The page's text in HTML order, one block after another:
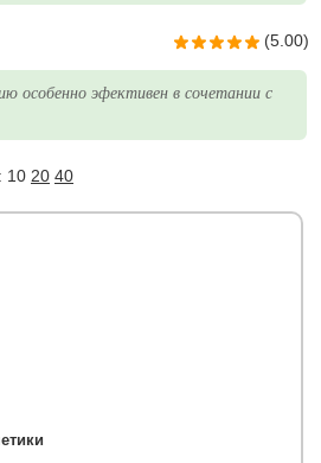
(5.00)
особенно эфективен в сочетании с
10 20 40